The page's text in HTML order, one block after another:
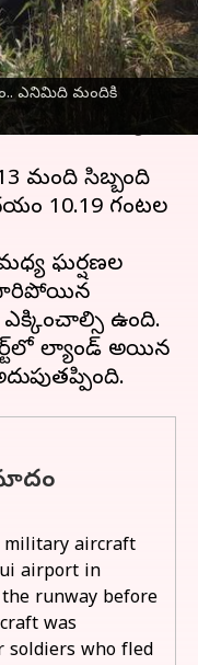
ఎనిమిది మందికి
టెర్మినల్‌కు
విమానం రన్‌వే
మంది మయన్మార్‌
మంది సిబ్బంది
10.19 గంటల
ఘర్షణల
పారిపోయిన
ఉంది.
ల్యాండ్ అయిన
military aircraft
airport in
runway before
was
soldiers who fled